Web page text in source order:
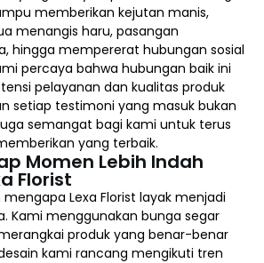
memberikan kejutan manis,
menangis haru, pasangan
hingga mempererat hubungan sosial
percaya bahwa hubungan baik ini
pelayanan dan kualitas produk
setiap testimoni yang masuk bukan
semangat bagi kami untuk terus
yang terbaik.
Momen Lebih Indah
Florist
Lexa Florist layak menjadi
Kami menggunakan bunga segar
produk yang benar-benar
kami rancang mengikuti tren